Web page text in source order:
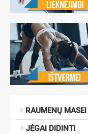
RAUMENŲ MASEI
JĖGAI DIDINTI